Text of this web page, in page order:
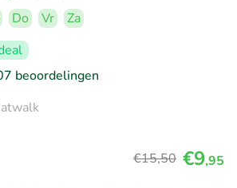
Do Vr
Za
beoordelingen
€15,50 €9,95